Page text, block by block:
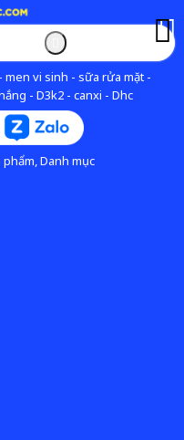
men vi sinh - sữa rửa mặt -
- D3k2 - canxi - Dhc
Danh mục